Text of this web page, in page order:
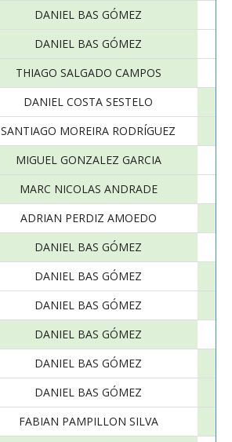
DANIEL BAS GÓMEZ
DANIEL BAS GÓMEZ
THIAGO SALGADO CAMPOS
DANIEL COSTA SESTELO
SANTIAGO MOREIRA RODRÍGUEZ
MIGUEL GONZALEZ GARCIA
MARC NICOLAS ANDRADE
ADRIAN PERDIZ AMOEDO
DANIEL BAS GÓMEZ
DANIEL BAS GÓMEZ
DANIEL BAS GÓMEZ
DANIEL BAS GÓMEZ
DANIEL BAS GÓMEZ
DANIEL BAS GÓMEZ
FABIAN PAMPILLON SILVA